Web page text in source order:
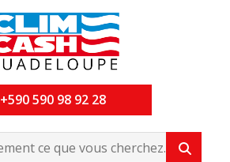
+590 590 98 92 28